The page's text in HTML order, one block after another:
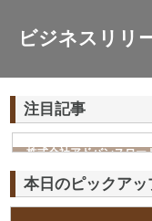
ビジネスリリ
注目記事
株式会社アドバンスロー
本日のピックアッ